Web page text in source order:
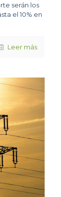
serán los
el 10% en
Leer más